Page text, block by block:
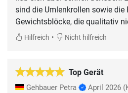
sind die Umlenkrollen sowie die
Gewichtsblöcke, die qualitativ
Hilfreich • Nicht hilfreich
Top Gerät
Gehbauer Petra April 2026